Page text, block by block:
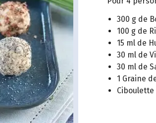
300 g de
100 g de
15 ml de
30 ml de
30 ml de
1 Graine
Ciboulette